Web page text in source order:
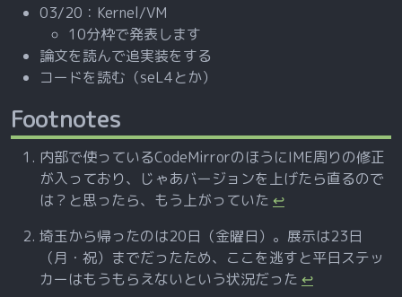
03/20：Kernel/VM
10分枠で発表します
論文を読んで追実装をする
コードを読む（seL4とか）
Footnotes
内部で使っているCodeMirrorのほうにIME周りの修正
が入っており、じゃあバージョンを上げたら直るので
は？と思ったら、もう上がっていた ↩
埼玉から帰ったのは20日（金曜日）。展示は23日
（月・祝）までだったため、ここを逃すと平日ステッ
カーはもうもらえないという状況だった ↩